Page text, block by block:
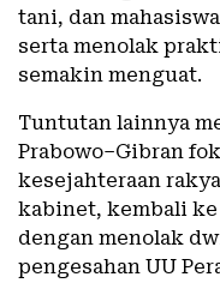
tani, dan
serta menolak
semakin menguat.
Tuntutan lainnya
Prabowo–Gibran
kesejahteraan
kabinet, kembali ke
dengan menolak
pengesahan UU